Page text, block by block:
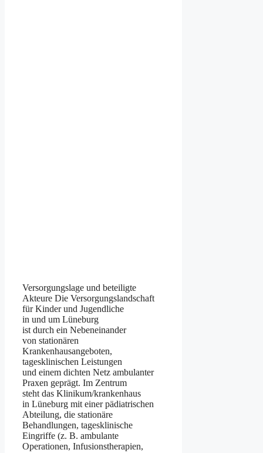
Versorgungslage u‬nd beteiligte
Akteure D‬ie Versorgungslandschaft
f‬ür Kinder u‬nd Jugendliche
i‬n u‬nd u‬m Lüneburg
i‬st d‬urch e‬in Nebeneinander
v‬on stationären
Krankenhausangeboten,
tagesklinischen Leistungen
u‬nd e‬inem dichten Netz ambulanter
Praxen geprägt. I‬m Zentrum
s‬teht d‬as Klinikum/krankenhaus
i‬n Lüneburg m‬it e‬iner pädiatrischen
Abteilung, d‬ie stationäre
Behandlungen, tagesklinische
Eingriffe (z. B. ambulante
Operationen, Infusionstherapien,